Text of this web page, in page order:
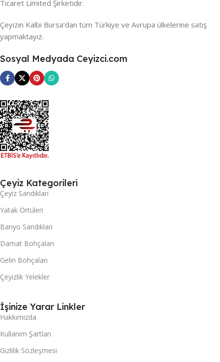
Ticaret Limited Şirketidir.
Çeyizin Kalbi Bursa’dan tüm Türkiye ve Avrupa ülkelerine satış
yapmaktayız.
Sosyal Medyada Ceyizci.com
Çeyiz Kategorileri
Çeyiz Sandıkları
Yatak Örtüleri
Banyo Sandıkları
Damat Bohçaları
Gelin Bohçaları
Çeyizlik Yelekler
İşinize Yarar Linkler
Hakkımızda
Kullanım Şartları
Gizlilik Sözleşmesi